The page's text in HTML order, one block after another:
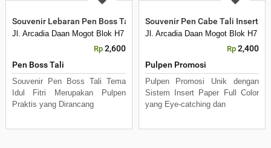
Souvenir Lebaran Pen Boss Tali Tema Idul Fitri Custom
Jl. Arcadia Daan Mogot Blok H7 No 16 Daan Mogot Km 21. Kecamatan
Rp 2,600
Pen Boss Tali
Souvenir Pen Boss Tali Tema
Idul Fitri Merupakan Pulpen
Praktis yang Dirancang
Souvenir Pen Cabe Tali Insert
Jl. Arcadia Daan Mogot Blok H7
Rp 2,400
Pulpen Promosi
Pulpen Promosi Unik dengan
Sistem Insert Paper Full Color
yang Eye-catching dan